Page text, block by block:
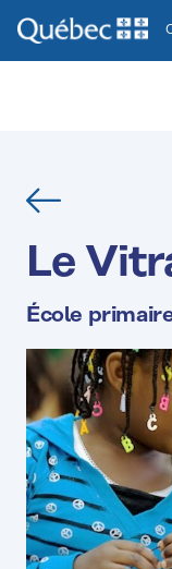
Retour
Le
École